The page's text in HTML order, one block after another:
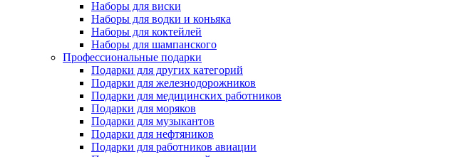
Наборы для виски
Наборы для водки и коньяка
Наборы для коктейлей
Наборы для шампанского
Профессиональные подарки
Подарки для других категорий
Подарки для железнодорожников
Подарки для медицинских работников
Подарки для моряков
Подарки для музыкантов
Подарки для нефтяников
Подарки для работников авиации